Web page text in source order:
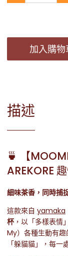
加入購物
描述
🍵 【
AREKORE
細味茶香，同時捕
這款來自 yamaka
杯，以「多樣表情
My）各種生動有
「躲貓貓」，每一